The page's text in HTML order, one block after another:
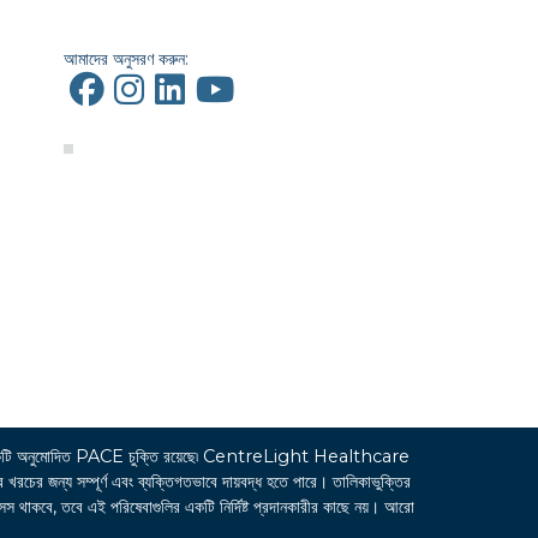
আমাদের অনুসরণ করুন:
অনুমোদিত PACE চুক্তি রয়েছে৷ CentreLight Healthcare
জন্য সম্পূর্ণ এবং ব্যক্তিগতভাবে দায়বদ্ধ হতে পারে। তালিকাভুক্তির
থাকবে, তবে এই পরিষেবাগুলির একটি নির্দিষ্ট প্রদানকারীর কাছে নয়। আরো